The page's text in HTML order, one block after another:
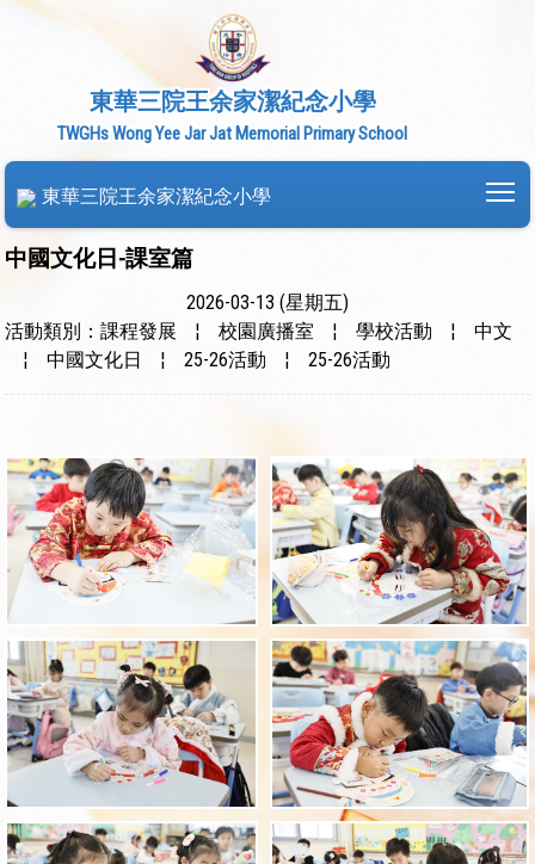
東華三院王余家潔紀念小學
TWGHs Wong Yee Jar Jat Memorial Primary School
東華三院王余家潔紀念小學
中國文化日-課室篇
2026-03-13 (星期五)
活動類別：課程發展
¦ 校園廣播室 ¦ 學校活動 ¦
中文
¦
中國文化日 ¦ 25-26活動 ¦ 25-26活動